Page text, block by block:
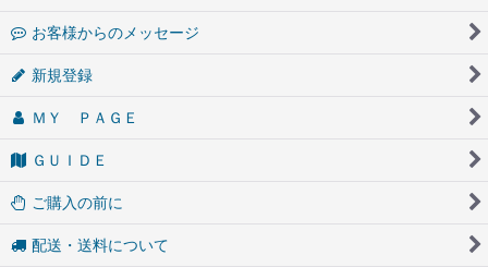
お客様からのメッセージ
新規登録
ＭＹ ＰＡＧＥ
ＧＵＩＤＥ
ご購入の前に
配送・送料について